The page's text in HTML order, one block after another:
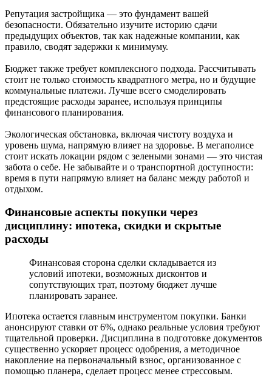
Репутация застройщика — это фундамент вашей
безопасности. Обязательно изучите историю сдачи
предыдущих объектов, так как надежные компании, как
правило, сводят задержки к минимуму.
Бюджет также требует комплексного подхода. Рассчитывать
стоит не только стоимость квадратного метра, но и будущие
коммунальные платежи. Лучше всего смоделировать
предстоящие расходы заранее, используя принципы
финансового планирования.
Экологическая обстановка, включая чистоту воздуха и
уровень шума, напрямую влияет на здоровье. В мегаполисе
стоит искать локации рядом с зелеными зонами — это чистая
забота о себе. Не забывайте и о транспортной доступности:
время в пути напрямую влияет на баланс между работой и
отдыхом.
Финансовые аспекты покупки через
дисциплину: ипотека, скидки и скрытые
расходы
Финансовая сторона сделки складывается из
условий ипотеки, возможных дисконтов и
сопутствующих трат, поэтому бюджет лучше
планировать заранее.
Ипотека остается главным инструментом покупки. Банки
анонсируют ставки от 6%, однако реальные условия требуют
тщательной проверки. Дисциплина в подготовке документов
существенно ускоряет процесс одобрения, а методичное
накопление на первоначальный взнос, организованное с
помощью планера, сделает процесс менее стрессовым.